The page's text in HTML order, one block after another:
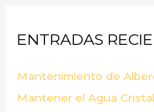
r
o
r
ENTRADAS
Mantenimiento de
Mantener el Agua